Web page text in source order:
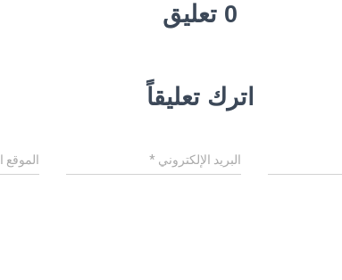
0 تعليق
اترك تعليقاً
البريد الإلكتروني * الموقع